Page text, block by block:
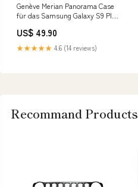
Genève Merian Panorama Case
für das Samsung Galaxy S9 Plus
US$ 49.90
★★★★★ 4.6 (14 reviews)
Recommand Products